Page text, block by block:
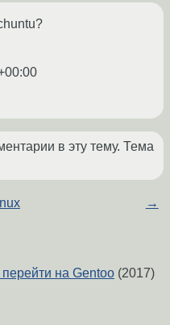
в эту тему. Тема
→
на Gentoo (2017)